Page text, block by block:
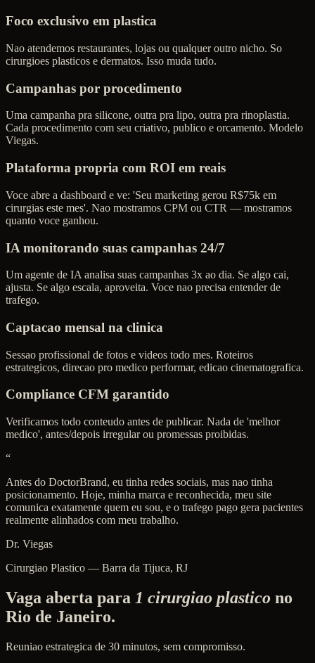
Foco exclusivo em plastica
Nao atendemos restaurantes, lojas ou qualquer outro nicho. So
cirurgioes plasticos e dermatos. Isso muda tudo.
Campanhas por procedimento
Uma campanha pra silicone, outra pra lipo, outra pra rinoplastia.
Cada procedimento com seu criativo, publico e orcamento. Modelo
Viegas.
Plataforma propria com ROI em reais
Voce abre a dashboard e ve: 'Seu marketing gerou R$75k em
cirurgias este mes'. Nao mostramos CPM ou CTR — mostramos
quanto voce ganhou.
IA monitorando suas campanhas 24/7
Um agente de IA analisa suas campanhas 3x ao dia. Se algo cai,
ajusta. Se algo escala, aproveita. Voce nao precisa entender de
trafego.
Captacao mensal na clinica
Sessao profissional de fotos e videos todo mes. Roteiros
estrategicos, direcao pro medico performar, edicao cinematografica.
Compliance CFM garantido
Verificamos todo conteudo antes de publicar. Nada de 'melhor
medico', antes/depois irregular ou promessas proibidas.
“
Antes do DoctorBrand, eu tinha redes sociais, mas nao tinha
posicionamento. Hoje, minha marca e reconhecida, meu site
comunica exatamente quem eu sou, e o trafego pago gera pacientes
realmente alinhados com meu trabalho.
Dr. Viegas
Cirurgiao Plastico — Barra da Tijuca, RJ
Vaga aberta para 1 cirurgiao plastico no
Rio de Janeiro.
Reuniao estrategica de 30 minutos, sem compromisso.